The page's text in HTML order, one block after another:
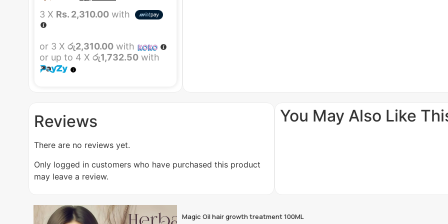
3 X Rs. 2,310.00 with
or 3 X රු2,310.00 with
or up to 4 X රු1,732.50 with
Reviews
There are no reviews yet.
Only logged in customers who have purchased this product
may leave a review.
You May Also Like
Magic Oil hair growth treatment 100ML